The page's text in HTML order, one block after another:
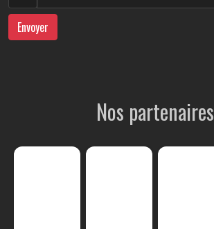
Envoyer
Nos partenaires